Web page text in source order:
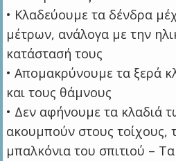
• Κλαδεύουμε τα δένδρα
μέτρων, ανάλογα με την
κατάστασή τους
• Απομακρύνουμε τα ξερά
και τους θάμνους
• Δεν αφήνουμε τα κλαδιά
ακουμπούν στους τοίχους,
μπαλκόνια του σπιτιού –